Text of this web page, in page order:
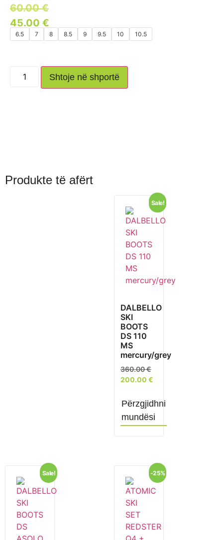
60.00€
45.00 €
6.5 7 8 8.5 9 9.5 10 10.5
Shtoje në shportë
Produkte të afërt
Sale!
DALBELLO
SKI
BOOTS
DS 110
MS
mercury/grey
360.00€
200.00 €
Përzgjidhni
mundësi
Sale! -25%